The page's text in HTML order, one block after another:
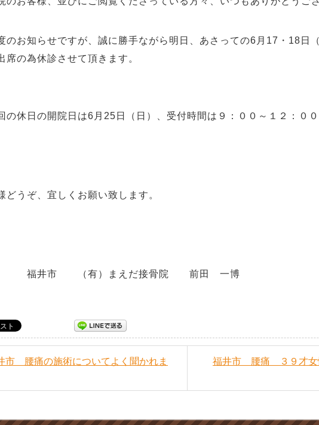
お知らせですが、 誠に勝手ながら明日、あさっての6 月17・18 日
席の為休診させて頂きます。
の休日の開院日は6 月25日（日）、受付時間は９：００～１２：０
うぞ、宜しくお願い致します。
福井市 （有）まえだ接骨院 前田 一博
市 腰痛の施術についてよく聞かれま
福井市 腰痛 ３９才女